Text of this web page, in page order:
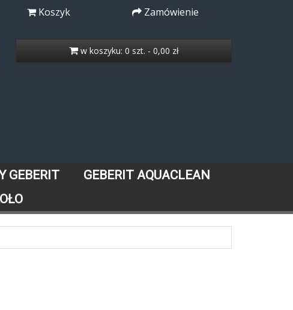
Koszyk Zamówienie
w koszyku: 0 szt. - 0,00 zł
GEBERIT
GEBERIT AQUACLEAN